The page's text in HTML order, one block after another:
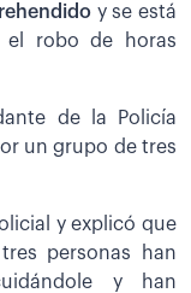
y se está
el robo de horas
de la Policía
un grupo de tres
y explicó que
personas han
y han